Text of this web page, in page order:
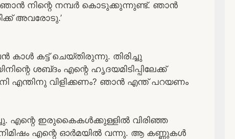
നിന്റെ നമ്പർ കൊടുക്കുന്നുണ്ട്. ഞാൻ
അവരോടു.’
കാൾ കട്ട് ചെയ്‌തിരുന്നു. തിരിച്ചു
ശബ്‌ദം എന്റെ ഹൃദയമിടിപ്പിലേക്ക്
എന്തിനു വിളിക്കണം? ഞാൻ എന്ത് പറയണം
എന്റെ ഇരുകൈകൾക്കുള്ളിൽ വിരിഞ്ഞ
എന്റെ ഓർമയിൽ വന്നു. ആ കണ്ണുകൾ